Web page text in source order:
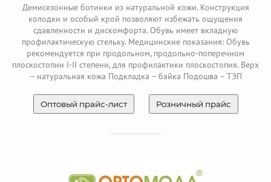
Демисезонные ботинки из натуральной кожи. Конструкция
колодки и особый крой позволяют избежать ощущения
сдавленности и дискомфорта. Обувь имеет вкладную
профилактическую стельку. Медицинские показания: Обувь
рекомендуется при продольном, продольно-поперечном
плоскостопии I-II степени, для профилактики плоскостопия. Верх
– натуральная кожа Подкладка – байка Подошва – ТЭП
Оптовый прайс-лист Розничный прайс